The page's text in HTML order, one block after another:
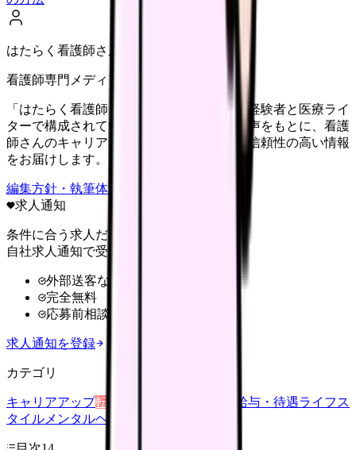
はたらく看護師さん編集部
看護師専門メディア
「はたらく看護師さん」編集部は、看護師経験者と医療ライ
ターで構成されています。現場のリアルな声をもとに、看護
師さんのキャリア・転職・働き方に関する信頼性の高い情報
をお届けします。
編集方針・執筆体制・監修体制を見る
求人通知
条件に合う求人だけ
自社求人通知で受け取る
外部送客なし
完全無料
応募前相談OK
求人通知を登録
カテゴリ
キャリアアップ転職ガイド 給与・待遇ライフス
タイル メンタルヘルス